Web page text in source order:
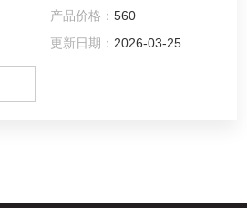
热式加热器，具有加热面积大，升温
安全节能等优点。
产品价格： 560
更新日期： 2026-03-25